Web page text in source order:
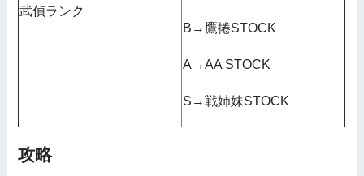
武偵ランク
B→鷹捲STOCK
A→AA STOCK
S→戦姉妹STOCK
攻略